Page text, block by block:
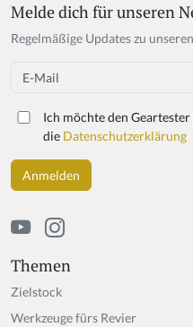
Themen
Zielstock
Werkzeuge fürs Revier
If
y
h
a
n,
ig
n
o
r
Melde dich für unseren
Regelmäßige Updates zu
Email
Ich möchte den
die Datenschutzerklärung